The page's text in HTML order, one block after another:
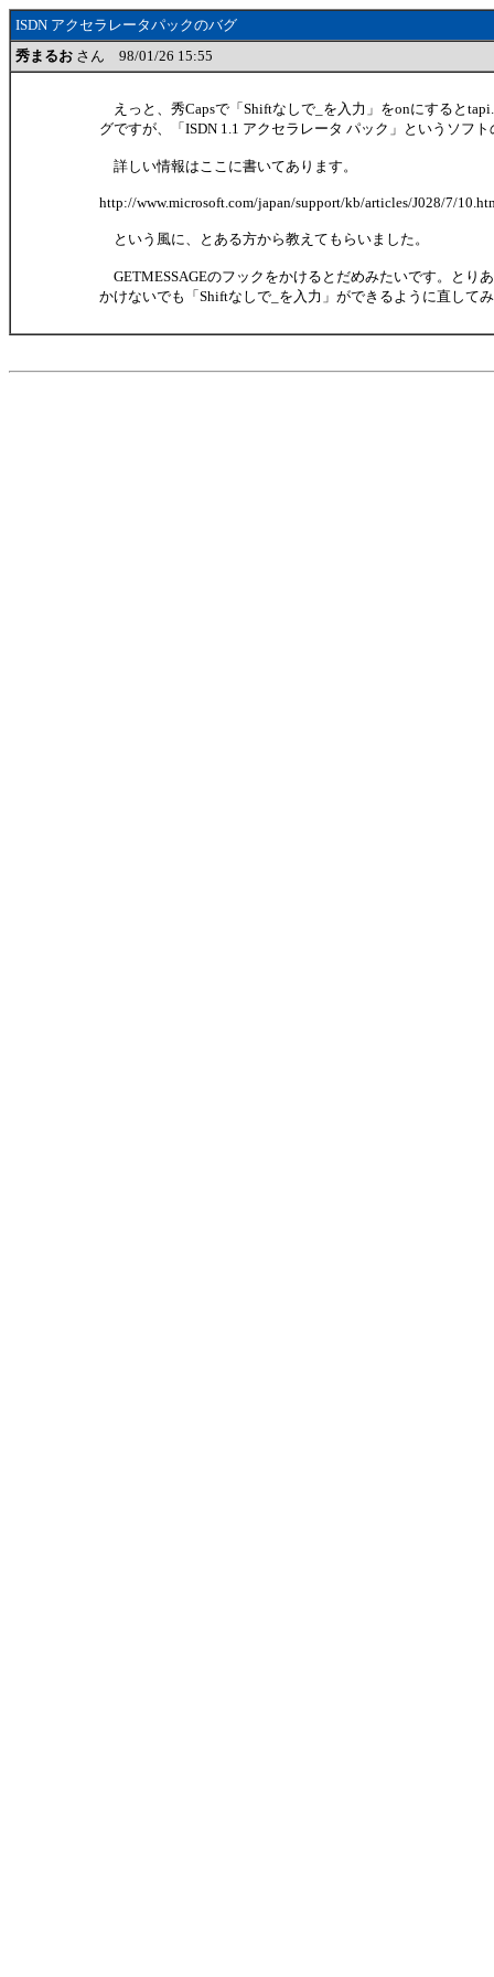
ISDN アクセラレータパックのバグ
秀まるお さん 98/01/26 15:55
えっと、秀Capsで「Shiftなしで_を入力」をonにすると
グですが、「ISDN 1.1 アクセラレータ パック」というソフ
詳しい情報はここに書いてあります。
http://www.microsoft.com/japan/support/kb/articles/J028/7/
という風に、とある方から教えてもらいました。
GETMESSAGEのフックをかけるとだめみたいです。とり
かけないでも「Shiftなしで_を入力」ができるように直して